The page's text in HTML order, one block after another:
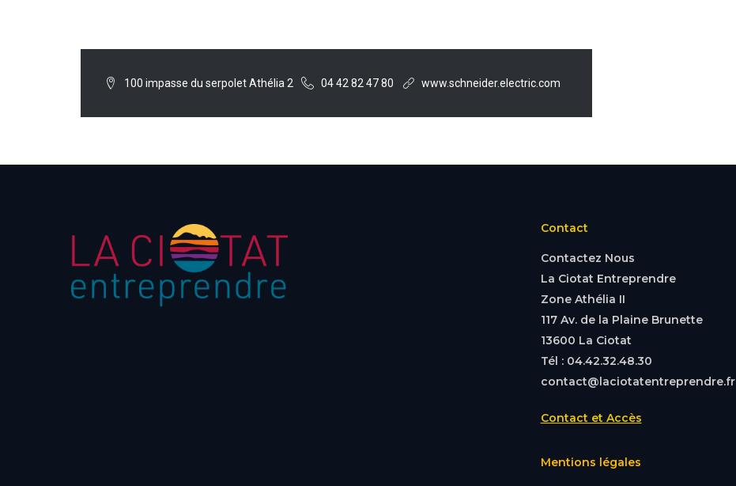
100 impasse du serpolet Athélia 2 04 42 82 47 80 www.schneider.electric.com
Contact
Contactez Nous
La Ciotat Entreprendre
Zone Athélia II
117 Av. de la Plaine Brunette
13600 La Ciotat
Tél : 04.42.32.48.30
contact@laciotatentreprendre.fr
Contact et Accès
Mentions légales